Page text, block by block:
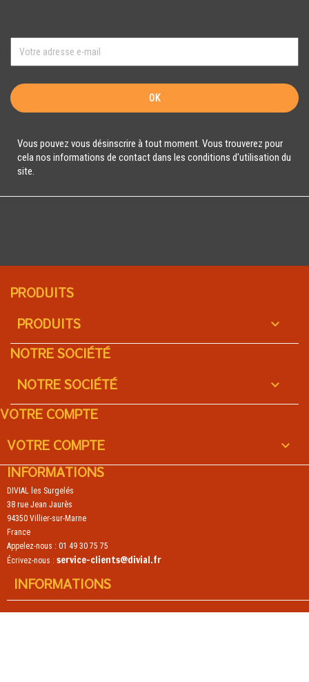
Vous pouvez vous désinscrire à tout moment. Vous trouverez pour
cela nos informations de contact dans les conditions d'utilisation du
site.
PRODUITS
PRODUITS

NOTRE SOCIÉTÉ
NOTRE SOCIÉTÉ

VOTRE COMPTE
VOTRE COMPTE

INFORMATIONS
DIVIAL les Surgelés
38 rue Jean Jaurès
94350 Villier-sur-Marne
France
Appelez-nous : 01 49 30 75 75
Écrivez-nous : service-clients@divial.fr
INFORMATIONS